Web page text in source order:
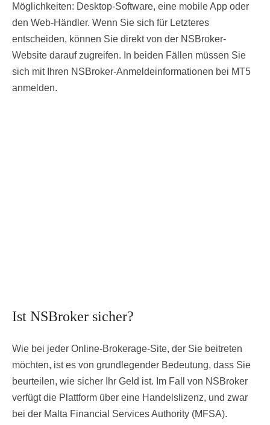
Möglichkeiten: Desktop-Software, eine mobile App oder
den Web-Händler. Wenn Sie sich für Letzteres
entscheiden, können Sie direkt von der NSBroker-
Website darauf zugreifen. In beiden Fällen müssen Sie
sich mit Ihren NSBroker-Anmeldeinformationen bei MT5
anmelden.
Ist NSBroker sicher?
Wie bei jeder Online-Brokerage-Site, der Sie beitreten
möchten, ist es von grundlegender Bedeutung, dass Sie
beurteilen, wie sicher Ihr Geld ist. Im Fall von NSBroker
verfügt die Plattform über eine Handelslizenz, und zwar
bei der Malta Financial Services Authority (MFSA).